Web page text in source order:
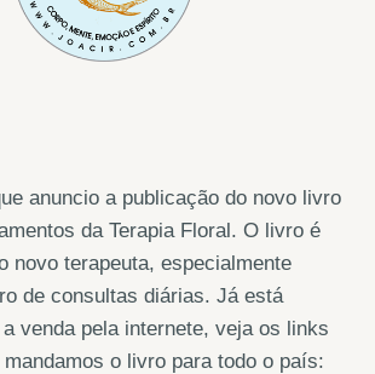
anuncio a publicação do novo livro
da Terapia Floral. O livro é
novo terapeuta, especialmente
de consultas diárias. Já está
venda pela internete, veja os links
o livro para todo o país: